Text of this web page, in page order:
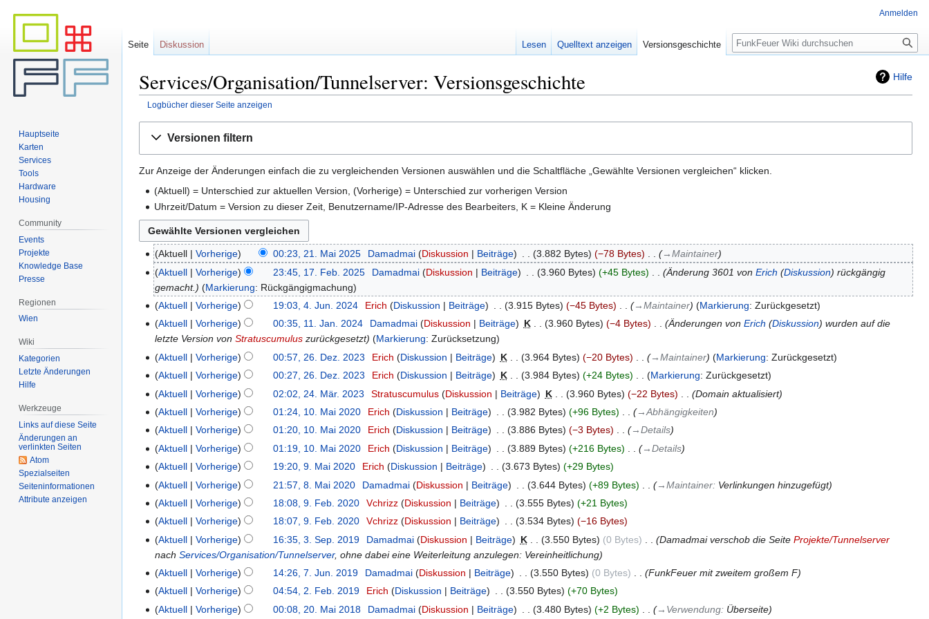
Hilfe
Services/Organisation/Tunnelserver: Versionsgeschichte
Logbücher dieser Seite anzeigen
Navigation
Suche
Versionen filtern
Zur Anzeige der Änderungen einfach die zu vergleichenden Versionen auswählen und die Schaltfläche „Gewählte Versionen vergleichen“ klicken.
(Aktuell) = Unterschied zur aktuellen Version, (Vorherige) = Unterschied zur vorherigen Version
Uhrzeit/Datum = Version zu dieser Zeit, Benutzername/IP-Adresse des Bearbeiters, K = Kleine Änderung
Aktuell Vorherige 00:23, 21. Mai 2025 Damadmai Diskussion Beiträge 3.882 Bytes −78 Bytes
→‎Maintainer
Aktuell
Vorherige 23:45, 17. Feb. 2025 Damadmai Diskussion Beiträge 3.960 Bytes +45 Bytes Änderung 3601 von Erich (Diskussion) rückgängig
gemacht.
Markierung: Rückgängigmachung
Aktuell
Vorherige 19:03, 4. Jun. 2024 Erich Diskussion Beiträge 3.915 Bytes −45 Bytes →‎Maintainer Markierung: Zurückgesetzt
Aktuell
Vorherige 00:35, 11. Jan. 2024 Damadmai Diskussion Beiträge K 3.960 Bytes −4 Bytes Änderungen von Erich (Diskussion) wurden auf die
letzte Version vonStratuscumulus zurückgesetzt Markierung:Zurücksetzung
Aktuell
Vorherige 00:57, 26. Dez. 2023 Erich Diskussion Beiträge K 3.964 Bytes −20 Bytes →‎Maintainer Markierung: Zurückgesetzt
Aktuell
Vorherige 00:27, 26. Dez. 2023 Erich Diskussion Beiträge K 3.984 Bytes +24 Bytes Markierung: Zurückgesetzt
Aktuell
Vorherige 02:02, 24. Mär. 2023 Stratuscumulus Diskussion Beiträge K 3.960 Bytes −22 Bytes
Domain aktualisiert
Aktuell
Vorherige 01:24, 10. Mai 2020 Erich Diskussion Beiträge 3.982 Bytes +96 Bytes
→‎Abhängigkeiten
Aktuell
Vorherige 01:20, 10. Mai 2020 Erich Diskussion Beiträge 3.886 Bytes −3 Bytes
→‎Details
Aktuell
Vorherige 01:19, 10. Mai 2020 Erich Diskussion Beiträge 3.889 Bytes +216 Bytes
→‎Details
Aktuell
Vorherige 19:20, 9. Mai 2020 Erich Diskussion Beiträge 3.673 Bytes
+29 Bytes
Aktuell
Vorherige 21:57, 8. Mai 2020 Damadmai Diskussion Beiträge 3.644 Bytes +89 Bytes →‎Maintainer: Verlinkungen hinzugefügt
Aktuell
Vorherige 18:08, 9. Feb. 2020 Vchrizz Diskussion Beiträge 3.555 Bytes
+21 Bytes
Aktuell
Vorherige 18:07, 9. Feb. 2020 Vchrizz Diskussion Beiträge 3.534 Bytes
−16 Bytes
Aktuell
Vorherige 16:35, 3. Sep. 2019 Damadmai Diskussion Beiträge K 3.550 Bytes 0 Bytes Damadmai verschob die Seite Projekte/Tunnelserver
nachServices/Organisation/Tunnelserver, ohne dabei eine Weiterleitung anzulegen: Vereinheitlichung
Aktuell
Vorherige 14:26, 7. Jun. 2019 Damadmai Diskussion Beiträge 3.550 Bytes 0 Bytes
FunkFeuer mit zweitem großem F
Aktuell
Vorherige 04:54, 2. Feb. 2019 Erich Diskussion Beiträge 3.550 Bytes
+70 Bytes
Aktuell
Vorherige 00:08, 20. Mai 2018 Damadmai Diskussion Beiträge 3.480 Bytes +2 Bytes →‎Verwendung: Überseite
Anmelden
Seite Diskussion Lesen Quelltext anzeigen Versionsgeschichte
Suche
Hauptseite
Karten
Services
Tools
Hardware
Housing
Community
Events
Projekte
Knowledge Base
Presse
Regionen
Wien
Wiki
Kategorien
Letzte Änderungen
Hilfe
Werkzeuge
Links auf diese Seite
Änderungen an
verlinkten Seiten
Atom
Spezialseiten
Seiten­informationen
Attribute anzeigen